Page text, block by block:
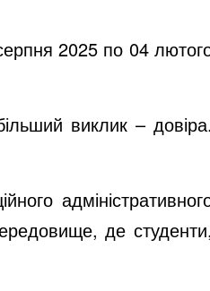
2025 по 04
виклик –
де